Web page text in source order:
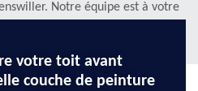
Notre équipe est à votre
votre toit avant
couche de peinture